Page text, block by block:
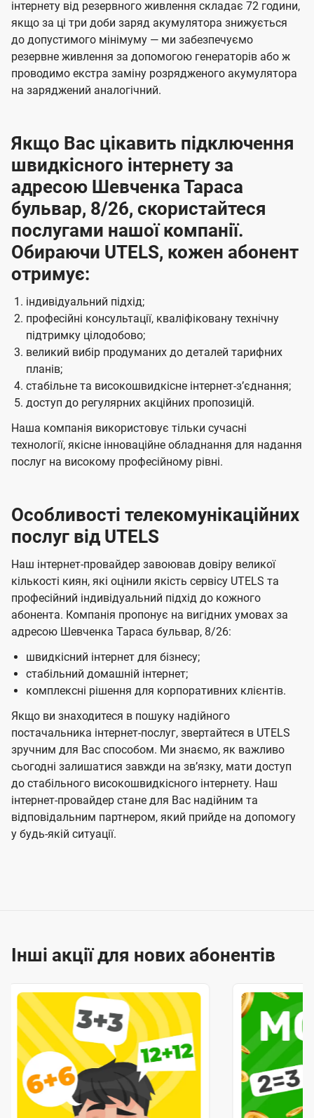
інтернету від резервного живлення складає 72 години,
якщо за ці три доби заряд акумулятора знижується
до допустимого мінімуму — ми забезпечуємо
резервне живлення за допомогою генераторів або ж
проводимо екстра заміну розрядженого акумулятора
на заряджений аналогічний.
Якщо Вас цікавить підключення
швидкісного інтернету за
адресою Шевченка Тараса
бульвар, 8/26, скористайтеся
послугами нашої компанії.
Обираючи UTELS, кожен абонент
отримує:
індивідуальний підхід;
професійні консультації, кваліфіковану технічну
підтримку цілодобово;
великий вибір продуманих до деталей тарифних
планів;
стабільне та високошвидкісне інтернет-зʼєднання;
доступ до регулярних акційних пропозицій.
Наша компанія використовує тільки сучасні
технології, якісне інноваційне обладнання для надання
послуг на високому професійному рівні.
Особливості телекомунікаційних
послуг від UTELS
Наш інтернет-провайдер завоював довіру великої
кількості киян, які оцінили якість сервісу UTELS та
професійний індивідуальний підхід до кожного
абонента. Компанія пропонує на вигідних умовах за
адресою Шевченка Тараса бульвар, 8/26:
швидкісний інтернет для бізнесу;
стабільний домашній інтернет;
комплексні рішення для корпоративних клієнтів.
Якщо ви знаходитеся в пошуку надійного
постачальника інтернет-послуг, звертайтеся в UTELS
зручним для Вас способом. Ми знаємо, як важливо
сьогодні залишатися завжди на звʼязку, мати доступ
до стабільного високошвидкісного інтернету. Наш
інтернет-провайдер стане для Вас надійним та
відповідальним партнером, який прийде на допомогу
у будь-якій ситуації.
Інші акції для нових абонентів